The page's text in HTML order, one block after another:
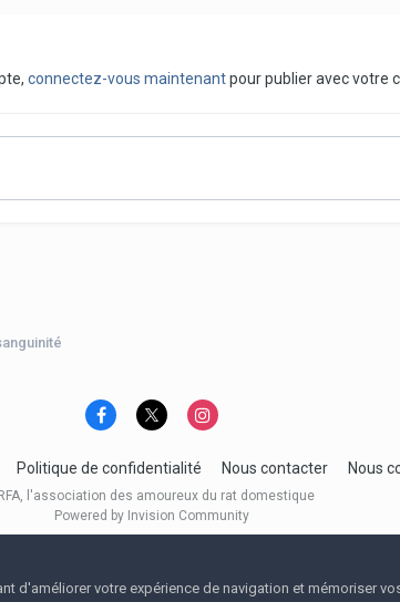
connectez-vous maintenantpour publier avec votre
Politique de confidentialité Nous contacter Nous
l'association des amoureux du rat domestique
Powered by Invision Community
d'améliorer votre expérience de navigation et mémoriser